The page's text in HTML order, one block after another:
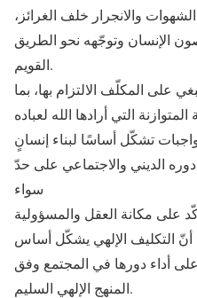
والانجرار خلف الغرائز،
الإنسان وتوجّهه نحو الطريق
القويم.
على المكلّف الالتزام بها، بما
التي أرادها الله لعباده
تشكّل أساسًا لبناء إنسانٍ
الديني والاجتماعي على حدّ
سواء
على مكانة العقل والمسؤولية
أنّ التكليف الإلهي يشكّل أساس
على أداء دورها في المجتمع وفق
المنهج الإلهي السليم.